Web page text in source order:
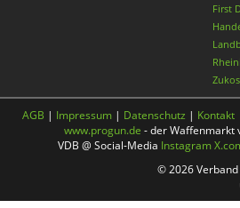
First
Zukos
AGB | Impressum | Datenschutz | Kontakt
www.progun.de - der Waffenmarkt
VDB @ Social-Media Instagram
© 2026